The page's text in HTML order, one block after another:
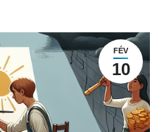
FÉV
10